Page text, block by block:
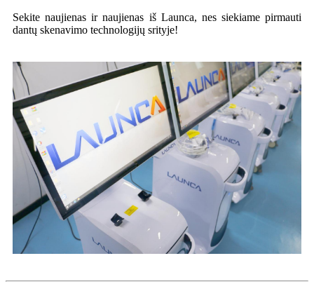
Sekite naujienas ir naujienas iš Launca, nes siekiame pirmauti
dantų skenavimo technologijų srityje!